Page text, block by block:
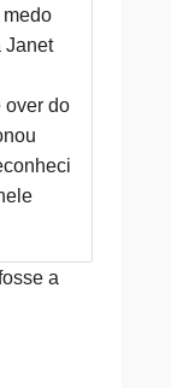
Janet
over do
a